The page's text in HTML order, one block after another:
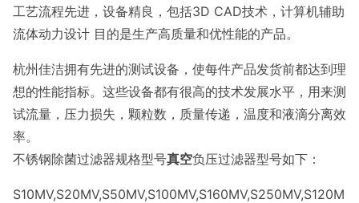
工艺流程先进，设备精良，包括3D CAD技术，计算机辅助
流体动力设计 目的是生产高质量和优性能的产品。
杭州佳洁拥有先进的测试设备，使每件产品发货前都达到理
想的性能指标。这些设备都有很高的技术发展水平，用来测
试流量，压力损失，颗粒数，质量传递，温度和液滴分离效
率。
不锈钢除菌过滤器规格型号真空负压过滤器型号如下：
S10MV,S20MV,S50MV,S100MV,S160MV,S250MV,S120M